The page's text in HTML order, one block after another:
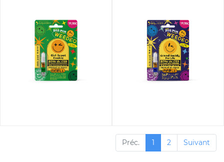
Préc. 1 2 Suivant